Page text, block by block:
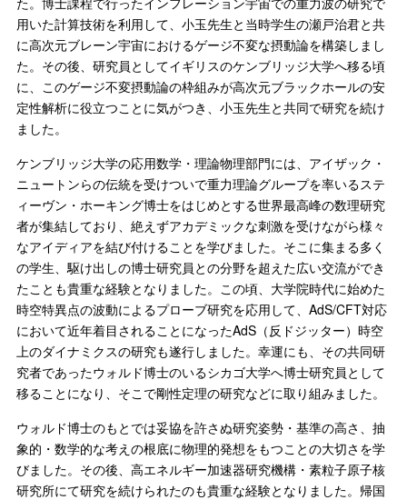
用いた計算技術を利用して、小玉先生と当時学生の瀬戸治君と共
に高次元ブレーン宇宙におけるゲージ不変な摂動論を構築しまし
た。その後、研究員としてイギリスのケンブリッジ大学へ移る頃
に、このゲージ不変摂動論の枠組みが高次元ブラックホールの安
定性解析に役立つことに気がつき、小玉先生と共同で研究を続け
ました。
ケンブリッジ大学の応用数学・理論物理部門には、アイザック・
ニュートンらの伝統を受けついで重力理論グループを率いるステ
ィーヴン・ホーキング博士をはじめとする世界最高峰の数理研究
者が集結しており、絶えずアカデミックな刺激を受けながら様々
なアイディアを結び付けることを学びました。そこに集まる多く
の学生、駆け出しの博士研究員との分野を超えた広い交流ができ
たことも貴重な経験となりました。この頃、大学院時代に始めた
時空特異点の波動によるプローブ研究を応用して、AdS/CFT対応
において近年着目されることになったAdS（反ドジッター）時空
上のダイナミクスの研究も遂行しました。幸運にも、その共同研
究者であったウォルド博士のいるシカゴ大学へ博士研究員として
移ることになり、そこで剛性定理の研究などに取り組みました。
ウォルド博士のもとでは妥協を許さぬ研究姿勢・基準の高さ、抽
象的・数学的な考えの根底に物理的発想をもつことの大切さを学
びました。その後、高エネルギー加速器研究機構・素粒子原子核
研究所にて研究を続けられたのも貴重な経験となりました。帰国